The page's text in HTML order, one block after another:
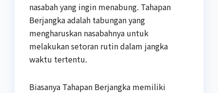
nasabah yang ingin menabung. Tahapan
Berjangka adalah tabungan yang
mengharuskan nasabahnya untuk
melakukan setoran rutin dalam jangka
waktu tertentu.
Biasanya Tahapan Berjangka memiliki